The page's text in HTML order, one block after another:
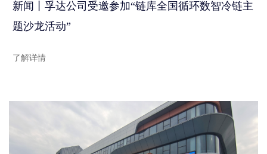
新闻丨孚达公司受邀参加“链库全国循环数智冷链主
题沙龙活动”
了解详情